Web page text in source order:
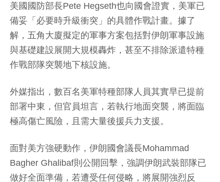
美國國防部長Pete Hegseth也向國會證實，美軍已
備妥「必要時升級衝突」的具體作戰計畫。據了
解，五角大廈擬定的軍事方案包括對伊朗軍事設施
與基礎建設展開大規模轟炸，甚至不排除派遣特種
作戰部隊突襲地下核設施。
外媒指出，數百名美軍特種部隊人員其實早已提前
部署中東，但官員坦言，若執行地面突襲，將面臨
極高傷亡風險，且需大量後援兵力支援。
面對美方強硬動作，伊朗國會議長Mohammad
Bagher Ghalibaf則公開回擊，強調伊朗武裝部隊已
做好全面準備，若遭受任何侵略，將展開強烈反